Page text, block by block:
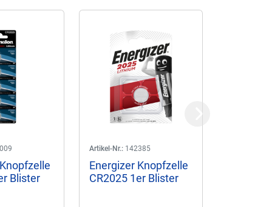
Blister
Artikel-Nr.: 142385
Energizer Knopfzelle
CR2025 1er Blister